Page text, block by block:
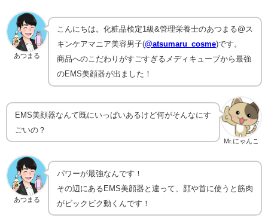
あつまる
こんにちは。化粧品検定1級&管理栄養士のあつまる@ス
キンケアマニア美容男子(@atsumaru_cosme)です。
商品へのこだわりがすごすぎるメディキューブから最強
のEMS美顔器が出ました！
Mr.にゃんこ
EMS美顔器なんて既にいっぱいあるけど何がそんなにす
ごいの？
あつまる
パワーが最強なんです！
その辺にあるEMS美顔器と違って、顔や首に使うと筋肉
がビックビク動くんです！